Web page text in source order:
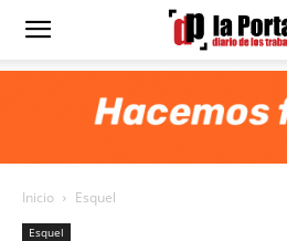
Diario
Portada
Inicio Esquel
Esquel